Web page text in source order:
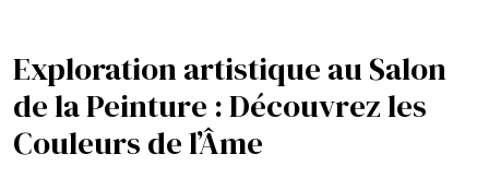
Exploration artistique au Salon
de la Peinture : Découvrez les
Couleurs de l’Âme